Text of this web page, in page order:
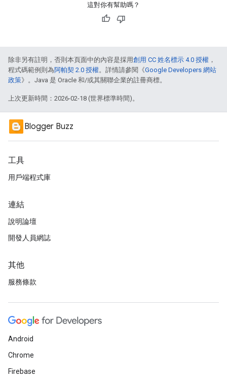
這對你有幫助嗎？
除非另有註明，否則本頁面中的內容是採用創用 CC 姓名標示 4.0 授權 ，
程式碼範例則為阿帕契 2.0 授權。詳情請參閱《Google Developers 網站
政策》。Java 是 Oracle 和/或其關聯企業的註冊商標。
上次更新時間：2026-02-18 (世界標準時間)。
Blogger Buzz
工具
用戶端程式庫
連結
說明論壇
開發人員網誌
其他
服務條款
Android
Chrome
Firebase